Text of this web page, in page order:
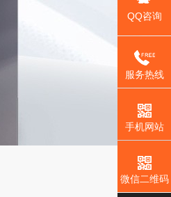
QQ咨询
服务热线
手机网站
微信二维码